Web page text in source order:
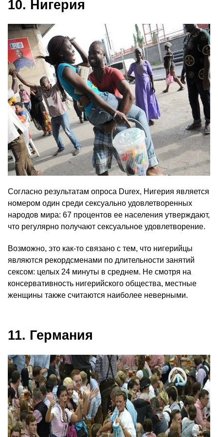
10. Нигерия
Согласно результатам опроса Durex, Нигерия является
номером один среди сексуально удовлетворенных
народов мира: 67 процентов ее населения утверждают,
что регулярно получают сексуальное удовлетворение.
Возможно, это как-то связано с тем, что нигерийцы
являются рекордсменами по длительности занятий
сексом: целых 24 минуты в среднем. Не смотря на
консервативность нигерийского общества, местные
женщины также считаются наиболее неверными.
11. Германия